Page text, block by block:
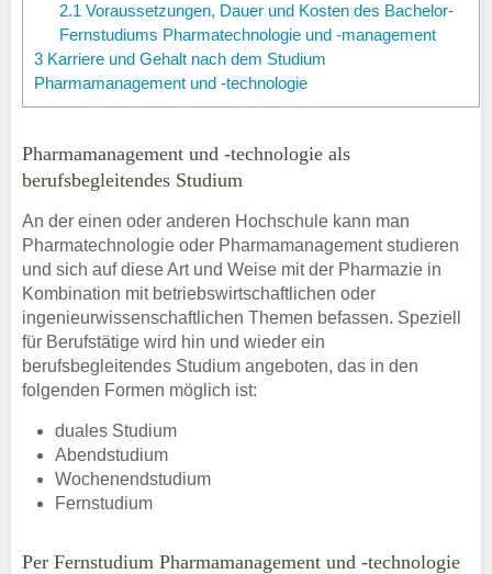
2.1 Voraussetzungen, Dauer und Kosten des Bachelor-
Fernstudiums Pharmatechnologie und -management
3 Karriere und Gehalt nach dem Studium
Pharmamanagement und -technologie
Pharmamanagement und -technologie als
berufsbegleitendes Studium
An der einen oder anderen Hochschule kann man
Pharmatechnologie oder Pharmamanagement studieren
und sich auf diese Art und Weise mit der Pharmazie in
Kombination mit betriebswirtschaftlichen oder
ingenieurwissenschaftlichen Themen befassen. Speziell
für Berufstätige wird hin und wieder ein
berufsbegleitendes Studium angeboten, das in den
folgenden Formen möglich ist:
duales Studium
Abendstudium
Wochenendstudium
Fernstudium
Per Fernstudium Pharmamanagement und -technologie